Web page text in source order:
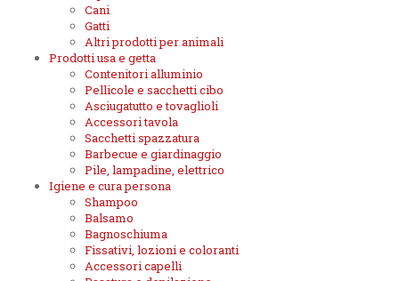
Cani
Gatti
Altri prodotti per animali
Prodotti usa e getta
Contenitori alluminio
Pellicole e sacchetti cibo
Asciugatutto e tovaglioli
Accessori tavola
Sacchetti spazzatura
Barbecue e giardinaggio
Pile, lampadine, elettrico
Igiene e cura persona
Shampoo
Balsamo
Bagnoschiuma
Fissativi, lozioni e coloranti
Accessori capelli